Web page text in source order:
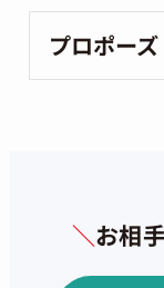
プロポー
＼お相